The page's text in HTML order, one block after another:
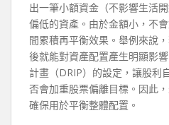
出一筆小額資金（不影響生活
偏低的資產。由於金額小，不
間累積再平衡效果。舉例來說
後就能對資產配置產生明顯影
計畫（DRIP）的設定，讓股利
否會加重股票偏離目標。因此
確保用於平衡整體配置。